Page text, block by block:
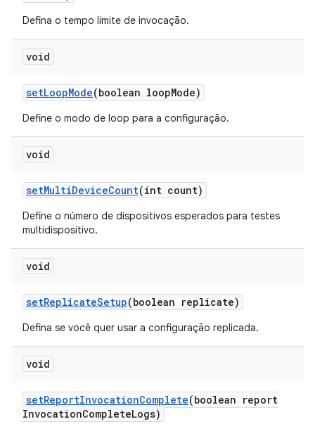
Defina o tempo limite de invocação.
void
setLoopMode(boolean loopMode)
Define o modo de loop para a configuração.
void
setMultiDeviceCount(int count)
Define o número de dispositivos esperados para testes
multidispositivo.
void
setReplicateSetup(boolean replicate)
Defina se você quer usar a configuração replicada.
void
setReportInvocationComplete(boolean report
InvocationCompleteLogs)